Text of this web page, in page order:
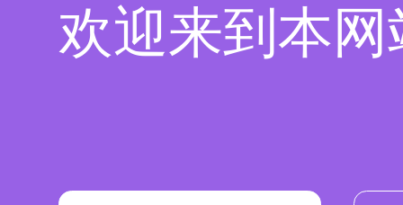
欢迎来到本